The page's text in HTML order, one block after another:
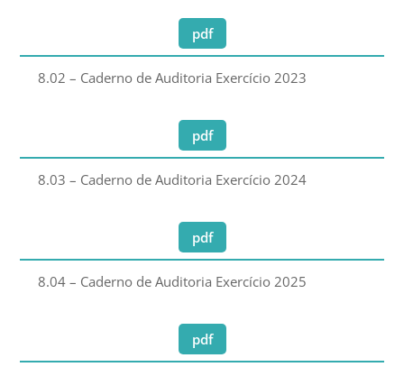
pdf
8.02 – Caderno de Auditoria Exercício 2023
pdf
8.03 – Caderno de Auditoria Exercício 2024
pdf
8.04 – Caderno de Auditoria Exercício 2025
pdf